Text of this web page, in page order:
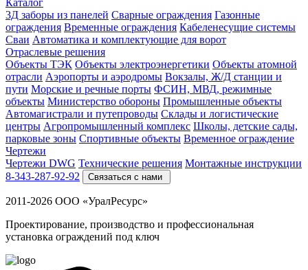
Каталог
3Д заборы из панелей Сварные ограждения Газонные
ограждения Временные ограждения Кабеленесущие системы
Cваи Автоматика и комплектующие для ворот
Отраслевые решения
Объекты ТЭК Объекты электроэнергетики Объекты атомной
отрасли Аэропорты и аэродромы Вокзалы, Ж/Д станции и
пути Морские и речные порты ФСИН, МВД, режимные
объекты Министерство обороны Промышленные объекты
Автомагистрали и путепроводы Склады и логистические
центры Агропромышленный комплекс Школы, детские сады,
парковые зоны Спортивные объекты Временное ограждение
Чертежи
Чертежи DWG Технические решения Монтажные инструкции
8-343-287-92-92
Связаться с нами
2011-2026 ООО «УралРесурс»
Проектирование, производство и профессиональная
установка ограждений под ключ